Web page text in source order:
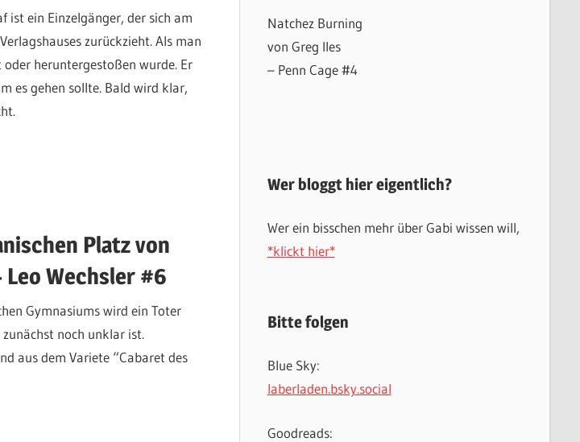
ist ein Einzelgänger, der sich am
zurückzieht. Als man
heruntergestoßen wurde. Er
es gehen sollte. Bald wird klar,
Platz von
Leo Wechsler #6
Gymnasiums wird ein Toter
noch unklar ist.
aus dem Variete “Cabaret des
Natchez Burning
von Greg Iles
– Penn Cage #4
Wer bloggt hier eigentlich?
Wer ein bisschen mehr über Gabi wissen will,
*klickt hier*
Bitte folgen
Blue Sky:
laberladen.bsky.social
Goodreads: